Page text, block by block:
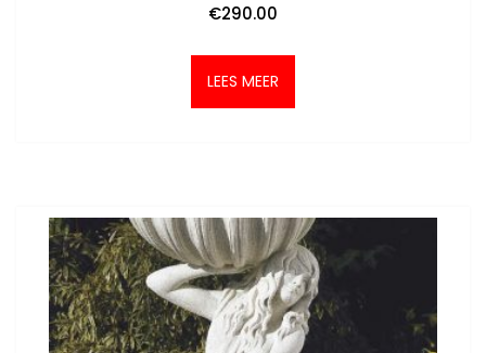
€290.00
LEES MEER